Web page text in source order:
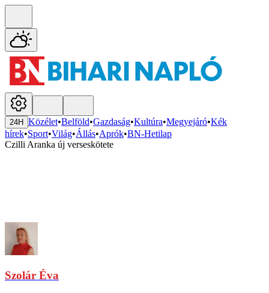
24H Közélet•Belföld•Gazdaság•Kultúra•Megyejáró•Kék
hírek•Sport•Világ•Állás•Aprók•BN-Hetilap
Czilli Aranka új verseskötete
Szolár Éva